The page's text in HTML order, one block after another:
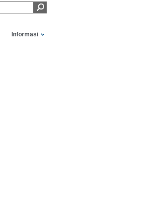
Informasi